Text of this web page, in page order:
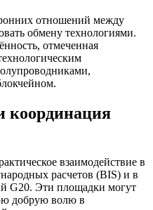
отношений между
обмену технологиями.
отмеченная
координация
взаимодействие в
расчетов (BIS) и в
G20. Эти площадки могут
добрую волю в